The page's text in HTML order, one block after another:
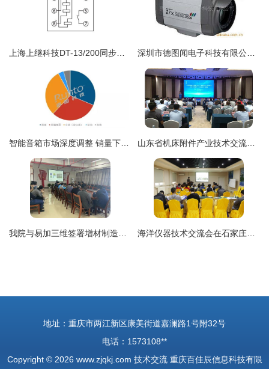
地址：重庆市两江新区康美街道嘉澜路1号附32号
电话：1573108**
Copyright © 2026 www.zjqkj.com 技术交流 重庆百佳辰信息科技有限